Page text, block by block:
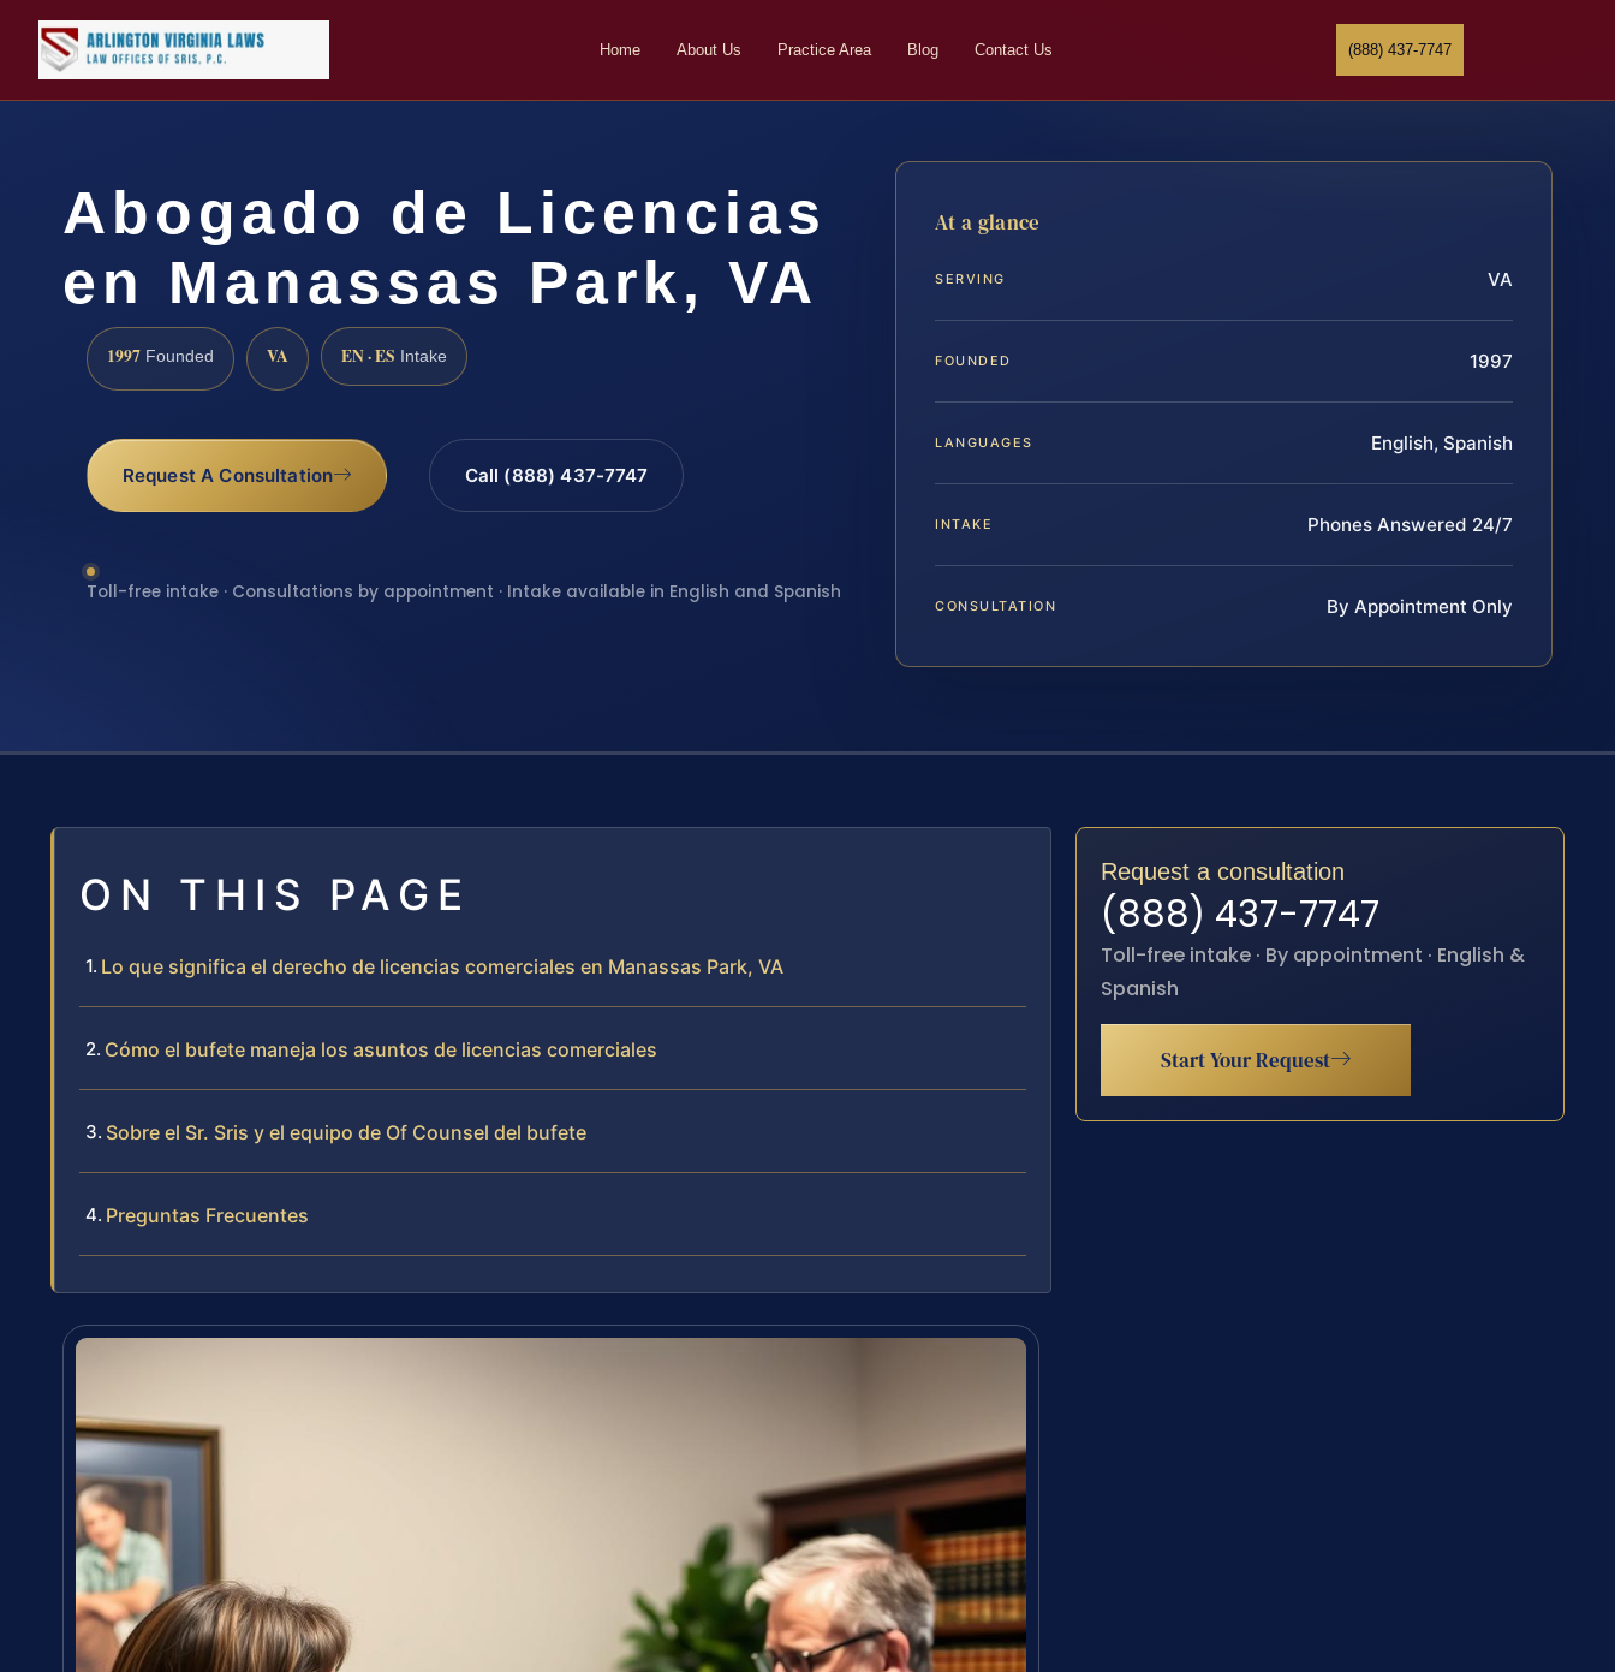
Home About Us Practice Area Blog Contact Us (888) 437-7747
Abogado de Licencias
en Manassas Park, VA
1997 Founded VA EN · ES Intake
Request A Consultation Call (888) 437-7747
Toll-free intake · Consultations by appointment · Intake available in English and Spanish
At a glance
SERVING VA
FOUNDED 1997
LANGUAGES English, Spanish
INTAKE Phones Answered 24/7
CONSULTATION By Appointment Only
ON THIS PAGE
Lo que significa el derecho de licencias comerciales en Manassas Park, VA
Cómo el bufete maneja los asuntos de licencias comerciales
Sobre el Sr. Sris y el equipo de Of Counsel del bufete
Preguntas Frecuentes
Request a consultation
(888) 437-7747
Toll-free intake · By appointment · English &
Spanish
Start Your Request